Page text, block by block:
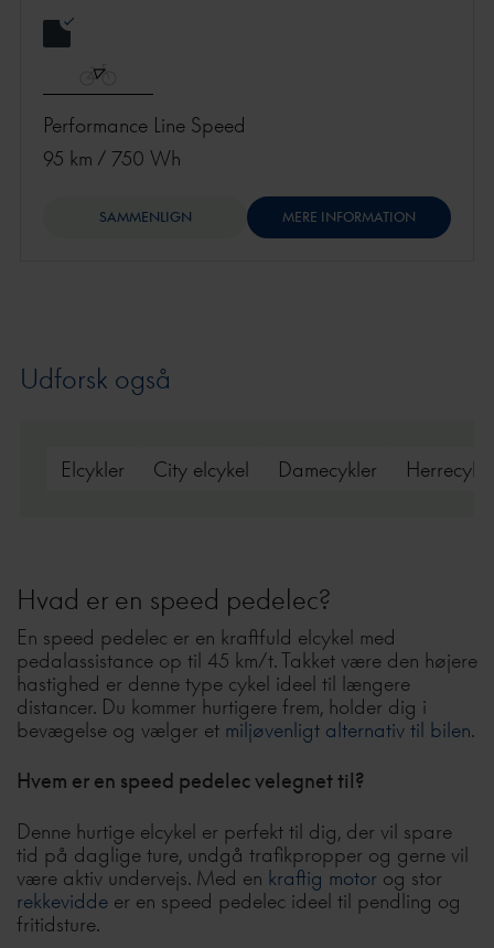
Performance Line Speed
95 km / 750 Wh
SAMMENLIGN MERE INFORMATION
Udforsk også
Elcykler City elcykel Damecykler
Hvad er en speed pedelec?
En speed pedelec er en kraftfuld elcykel med
pedalassistance op til 45 km/t. Takket være den højere
hastighed er denne type cykel ideel til længere
distancer. Du kommer hurtigere frem, holder dig i
bevægelse og vælger et miljøvenligt alternativ til bilen.
Hvem er en speed pedelec velegnet til?
Denne hurtige elcykel er perfekt til dig, der vil spare
tid på daglige ture, undgå trafikpropper og gerne vil
være aktiv undervejs. Med en kraftig motor og stor
rekkevidde er en speed pedelec ideel til pendling og
fritidsture.